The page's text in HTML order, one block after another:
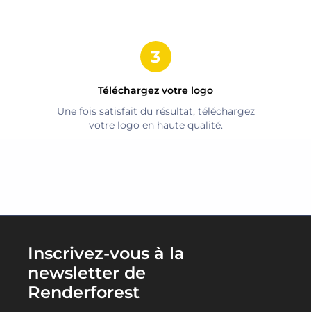
Téléchargez votre logo
Une fois satisfait du résultat, téléchargez
votre logo en haute qualité.
Inscrivez-vous à la
newsletter de
Renderforest